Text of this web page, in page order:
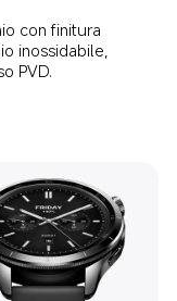
con finitura
inossidabile,
PVD.